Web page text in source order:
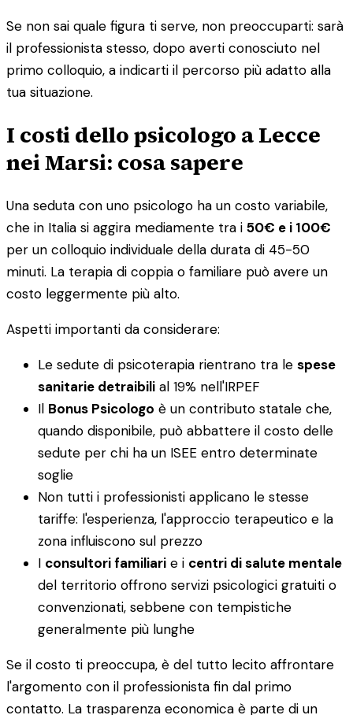
Se non sai quale figura ti serve, non preoccuparti: sarà
il professionista stesso, dopo averti conosciuto nel
primo colloquio, a indicarti il percorso più adatto alla
tua situazione.
I costi dello psicologo a Lecce
nei Marsi: cosa sapere
Una seduta con uno psicologo ha un costo variabile,
che in Italia si aggira mediamente tra i 50€ e i 100€
per un colloquio individuale della durata di 45-50
minuti. La terapia di coppia o familiare può avere un
costo leggermente più alto.
Aspetti importanti da considerare:
Le sedute di psicoterapia rientrano tra le spese
sanitarie detraibili al 19% nell'IRPEF
Il Bonus Psicologo è un contributo statale che,
quando disponibile, può abbattere il costo delle
sedute per chi ha un ISEE entro determinate
soglie
Non tutti i professionisti applicano le stesse
tariffe: l'esperienza, l'approccio terapeutico e la
zona influiscono sul prezzo
I consultori familiari e i centri di salute mentale
del territorio offrono servizi psicologici gratuiti o
convenzionati, sebbene con tempistiche
generalmente più lunghe
Se il costo ti preoccupa, è del tutto lecito affrontare
l'argomento con il professionista fin dal primo
contatto. La trasparenza economica è parte di un